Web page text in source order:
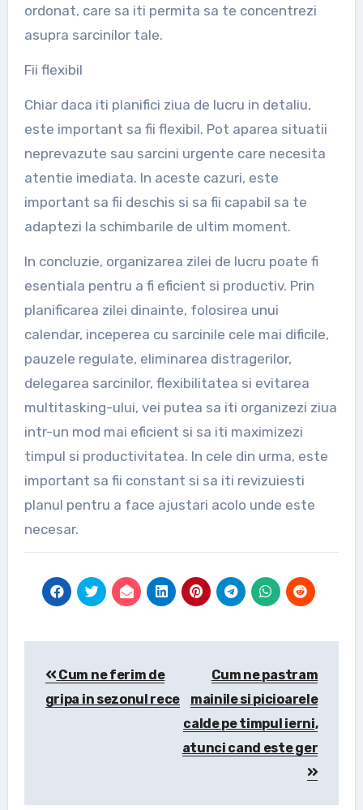
ordonat, care sa iti permita sa te concentrezi
asupra sarcinilor tale.
Fii flexibil
Chiar daca iti planifici ziua de lucru in detaliu,
este important sa fii flexibil. Pot aparea situatii
neprevazute sau sarcini urgente care necesita
atentie imediata. In aceste cazuri, este
important sa fii deschis si sa fii capabil sa te
adaptezi la schimbarile de ultim moment.
In concluzie, organizarea zilei de lucru poate fi
esentiala pentru a fi eficient si productiv. Prin
planificarea zilei dinainte, folosirea unui
calendar, inceperea cu sarcinile cele mai dificile,
pauzele regulate, eliminarea distragerilor,
delegarea sarcinilor, flexibilitatea si evitarea
multitasking-ului, vei putea sa iti organizezi ziua
intr-un mod mai eficient si sa iti maximizezi
timpul si productivitatea. In cele din urma, este
important sa fii constant si sa iti revizuiesti
planul pentru a face ajustari acolo unde este
necesar.
navigation
Cum ne ferim de
gripa in sezonul rece
Cum ne pastram
mainile si picioarele
calde pe timpul ierni,
atunci cand este ger